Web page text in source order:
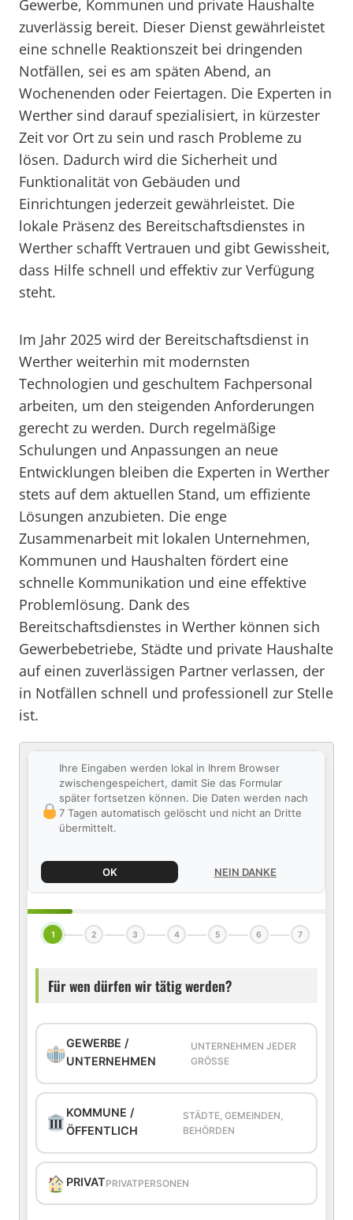
Gewerbe, Kommunen und private Haushalte
zuverlässig bereit. Dieser Dienst gewährleistet
eine schnelle Reaktionszeit bei dringenden
Notfällen, sei es am späten Abend, an
Wochenenden oder Feiertagen. Die Experten in
Werther sind darauf spezialisiert, in kürzester
Zeit vor Ort zu sein und rasch Probleme zu
lösen. Dadurch wird die Sicherheit und
Funktionalität von Gebäuden und
Einrichtungen jederzeit gewährleistet. Die
lokale Präsenz des Bereitschaftsdienstes in
Werther schafft Vertrauen und gibt Gewissheit,
dass Hilfe schnell und effektiv zur Verfügung
steht.
Im Jahr 2025 wird der Bereitschaftsdienst in
Werther weiterhin mit modernsten
Technologien und geschultem Fachpersonal
arbeiten, um den steigenden Anforderungen
gerecht zu werden. Durch regelmäßige
Schulungen und Anpassungen an neue
Entwicklungen bleiben die Experten in Werther
stets auf dem aktuellen Stand, um effiziente
Lösungen anzubieten. Die enge
Zusammenarbeit mit lokalen Unternehmen,
Kommunen und Haushalten fördert eine
schnelle Kommunikation und eine effektive
Problemlösung. Dank des
Bereitschaftsdienstes in Werther können sich
Gewerbebetriebe, Städte und private Haushalte
auf einen zuverlässigen Partner verlassen, der
in Notfällen schnell und professionell zur Stelle
ist.
Ihre Eingaben werden lokal in Ihrem Browser
zwischengespeichert, damit Sie das Formular
später fortsetzen können. Die Daten werden nach
7 Tagen automatisch gelöscht und nicht an Dritte
übermittelt.
OK NEIN DANKE
1 2 3 4 5 6 7
Für wen dürfen wir tätig werden?
GEWERBE /
UNTERNEHMEN
UNTERNEHMEN JEDER
GRÖSSE
KOMMUNE /
ÖFFENTLICH
STÄDTE, GEMEINDEN,
BEHÖRDEN
PRIVATPRIVATPERSONEN